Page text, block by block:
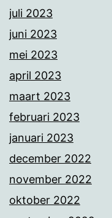
juli 2023
juni 2023
mei 2023
april 2023
maart 2023
februari 2023
januari 2023
december 2022
november 2022
oktober 2022